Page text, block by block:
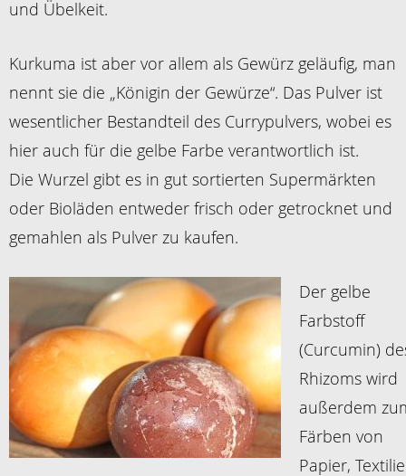
und Übelkeit.
Kurkuma ist aber vor allem als Gewürz geläufig, man
nennt sie die „Königin der Gewürze“. Das Pulver ist
wesentlicher Bestandteil des Currypulvers, wobei es
hier auch für die gelbe Farbe verantwortlich ist.
Die Wurzel gibt es in gut sortierten Supermärkten
oder Bioläden entweder frisch oder getrocknet und
gemahlen als Pulver zu kaufen.
Der gelbe
Farbstoff
(Curcumin)
Rhizoms wird
außerdem
Färben von
Papier,